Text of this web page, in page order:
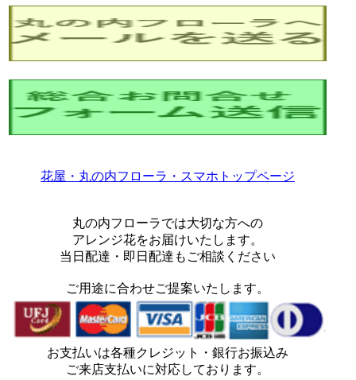
花屋・丸の内フローラ・スマホトップページ
丸の内フローラでは大切な方への
アレンジ花をお届けいたします。
当日配達・即日配達もご相談ください
ご用途に合わせご提案いたします。
お支払いは各種クレジット・銀行お振込み
ご来店支払いに対応しております。